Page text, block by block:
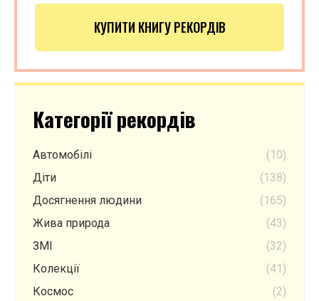
КУПИТИ КНИГУ РЕКОРДІВ
Категорії рекордів
Автомобілі
(10)
Діти
(138)
Досягнення людини
(165)
Жива природа
(43)
ЗМІ
(32)
Колекції
(41)
Космос
(2)